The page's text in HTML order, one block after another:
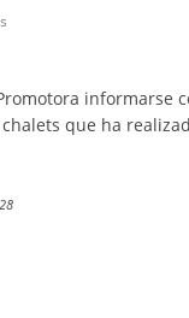
informarse
que ha